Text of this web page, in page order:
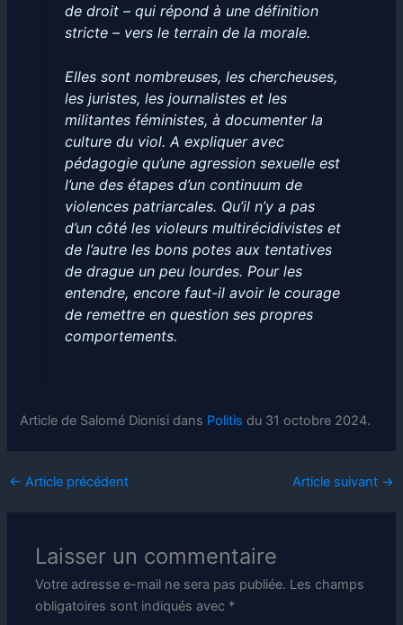
de droit – qui répond à une définition
stricte – vers le terrain de la morale.
Elles sont nombreuses, les chercheuses,
les juristes, les journalistes et les
militantes féministes, à documenter la
culture du viol. A expliquer avec
pédagogie qu’une agression sexuelle est
l’une des étapes d’un continuum de
violences patriarcales. Qu’il n’y a pas
d’un côté les violeurs multirécidivistes et
de l’autre les bons potes aux tentatives
de drague un peu lourdes. Pour les
entendre, encore faut-il avoir le courage
de remettre en question ses propres
comportements.
Article de Salomé Dionisi dans Politis du 31 octobre 2024.
← Article précédent Article suivant →
Laisser un commentaire
Votre adresse e-mail ne sera pas publiée. Les champs
obligatoires sont indiqués avec *